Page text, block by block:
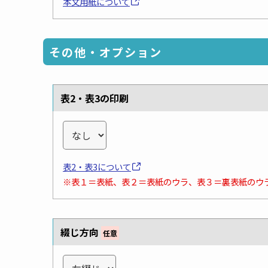
その他・オプション
表2・表3の印刷
表2・表3について
※表１＝表紙、表２＝表紙のウラ、表３＝裏表紙のウ
綴じ方向 任意